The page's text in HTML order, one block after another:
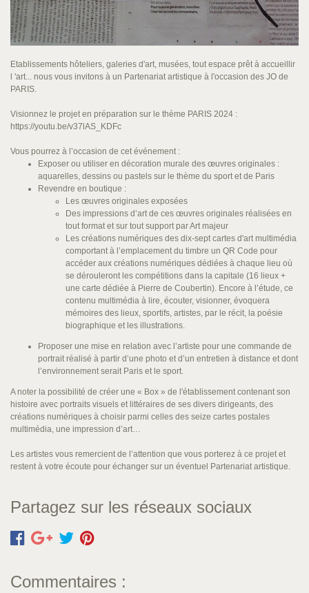
Etablissements hôteliers, galeries d'art, musées, tout espace prêt à accueillir
l 'art... nous vous invitons à un Partenariat artistique à l'occasion des JO de
PARIS.
Visionnez le projet en préparation sur le thème PARIS 2024 :
https://youtu.be/v37lAS_KDFc
Vous pourrez à l’occasion de cet événement :
Exposer ou utiliser en décoration murale des œuvres originales :
aquarelles, dessins ou pastels sur le thème du sport et de Paris
Revendre en boutique :
Les œuvres originales exposées
Des impressions d’art de ces œuvres originales réalisées en
tout format et sur tout support par Art majeur
Les créations numériques des dix-sept cartes d'art multimédia
comportant à l’emplacement du timbre un QR Code pour
accéder aux créations numériques dédiées à chaque lieu où
se dérouleront les compétitions dans la capitale (16 lieux +
une carte dédiée à Pierre de Coubertin). Encore à l’étude, ce
contenu multimédia à lire, écouter, visionner, évoquera
mémoires des lieux, sportifs, artistes, par le récit, la poésie
biographique et les illustrations.
Proposer une mise en relation avec l’artiste pour une commande de
portrait réalisé à partir d’une photo et d’un entretien à distance et dont
l’environnement serait Paris et le sport.
A noter la possibilité de créer une « Box » de l'établissement contenant son
histoire avec portraits visuels et littéraires de ses divers dirigeants, des
créations numériques à choisir parmi celles des seize cartes postales
multimédia, une impression d’art…
Les artistes vous remercient de l’attention que vous porterez à ce projet et
restent à votre écoute pour échanger sur un éventuel Partenariat artistique.
Partagez sur les réseaux sociaux
Commentaires :